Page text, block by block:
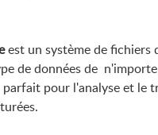
est un système de fichiers
de données de
pour l'analyse et le